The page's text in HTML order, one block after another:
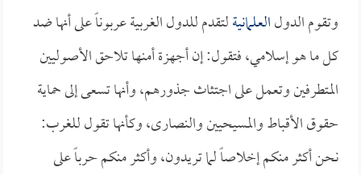
وتقوم الدولالعلمانيةلتقدم للدول الغربية عربوناً على أنها ضد
كل ما هو إسلامي، فتقول: إن أجهزة أمنها تلاحق الأصوليين
المتطرفين وتعمل على اجتثاث جذورهم، وأنها تسعى إلى حماية
حقوق الأقباط والمسيحيين والنصارى، وكأنها تقول للغرب:
نحن أكثر منكم إخلاصاً لما تريدون، وأكثر منكم حرباً على